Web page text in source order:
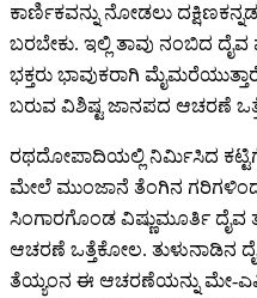
ಕಾರ್ಣಿಕವನ್ನು ನೋಡಲು
ಬರಬೇಕು. ಇಲ್ಲಿ ತಾವು ನಂಬಿದ
ಭಕ್ತರು ಭಾವುಕರಾಗಿ
ಬರುವ ವಿಶಿಷ್ಟ ಜಾನಪದ ಆಚರಣೆ
ರಥದೋಪಾದಿಯಲ್ಲಿ ನಿರ್ಮಿಸಿದ
ಮೇಲೆ ಮುಂಜಾನೆ ತೆಂಗಿನ
ಸಿಂಗಾರಗೊಂಡ ವಿಷ್ಣುಮೂರ್ತಿ ದೈವ
ಆಚರಣೆ ಒತ್ತೆಕೋಲ. ತುಳುನಾಡಿನ
ತೆಯ್ಯಂನ ಈ ಆಚರಣೆಯನ್ನು ಮೇ-